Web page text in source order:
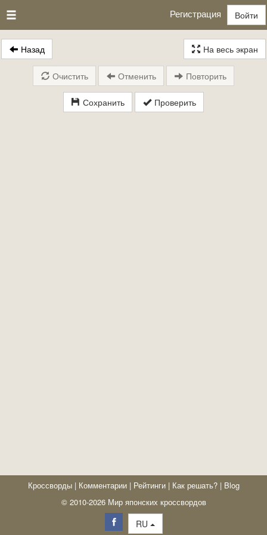
Регистрация Войти
Назад На весь экран
Сохранить Проверить
Очистить Отменить Повторить
Кроссворды | Комментарии | Рейтинги | Как решать? | Blog
© 2010-2026 Мир японских кроссвордов
RU